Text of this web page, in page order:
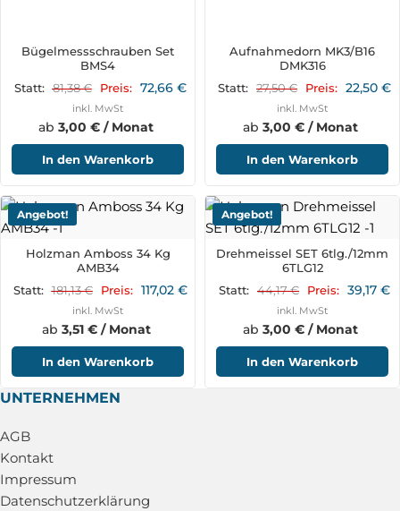
Bügelmessschrauben Set
BMS4
Statt: 81,38€ Preis: 72,66 €
inkl. MwSt
ab 3,00 € / Monat
In den Warenkorb
Aufnahmedorn MK3/B16
DMK316
Statt: 27,50€ Preis: 22,50 €
inkl. MwSt
ab 3,00 € / Monat
In den Warenkorb
Angebot!
Holzman Amboss 34 Kg
AMB34
Statt: 181,13€ Preis: 117,02 €
inkl. MwSt
ab 3,51 € / Monat
In den Warenkorb
Angebot!
Drehmeissel SET 6tlg./12mm
6TLG12
Statt: 44,17€ Preis: 39,17 €
inkl. MwSt
ab 3,00 € / Monat
In den Warenkorb
UNTERNEHMEN
AGB
Kontakt
Impressum
Datenschutzerklärung